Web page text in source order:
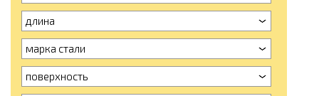
длина
марка стали
поверхность